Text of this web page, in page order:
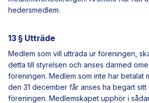
hedersmedlem.
13 § Utträde
Medlem som vill utträda ur föreningen,
detta till styrelsen och anses därmed
föreningen. Medlem som inte har betalat
den 31 december får anses ha begärt sitt
föreningen. Medlemskapet upphör i